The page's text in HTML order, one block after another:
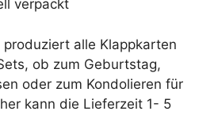
verpackt
alle Klappkarten
ob zum Geburtstag,
oder zum Kondolieren für
kann die Lieferzeit 1- 5